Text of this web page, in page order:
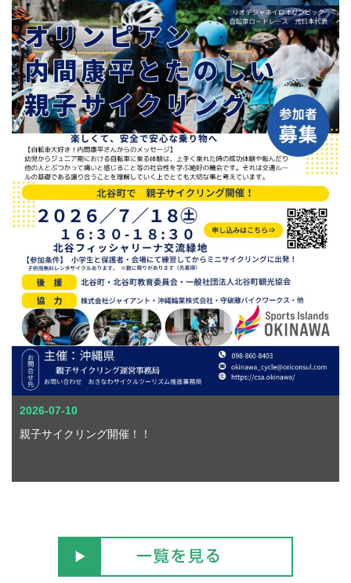
2026-07-10
親子サイクリング開催！！